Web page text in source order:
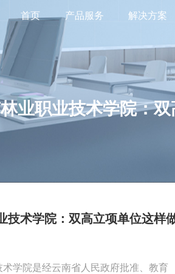
首页 产品服务 解决方案
业职业技术学院：
技术学院：双高立项单位这样
学院是经云南省人民政府批准、教育